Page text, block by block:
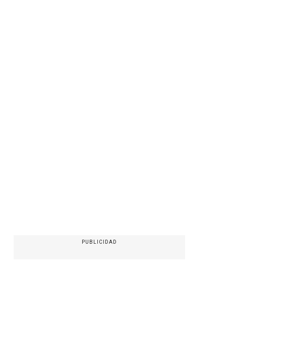
PUBLICIDAD